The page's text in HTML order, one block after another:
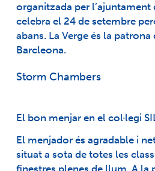
organitzada per l’ajuntament
celebra el 24 de setembre
abans. La Verge és la
Barcleona.
Storm Chambers
El bon menjar en el col·legi
El menjador és agradable i
situat a sota de totes les
finestres plenes de llum. A la